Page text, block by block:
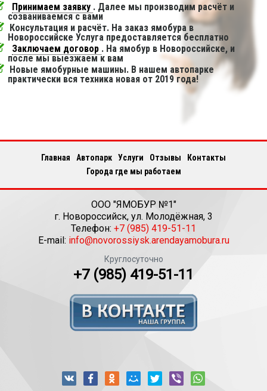
Принимаем заявку . Далее мы производим расчёт и
созваниваемся с вами
Консультация и расчёт. На заказ ямобура в
Новороссийске Услуга предоставляется бесплатно
Заключаем договор . На ямобур в Новороссийске, и
после мы выезжаем к вам
Новые ямобурные машины. В нашем автопарке
практически вся техника новая от 2019 года!
Главная Автопарк Услуги Отзывы
Контакты
Города где мы работаем
ООО "ЯМОБУР №1"
г. Новороссийск, ул. Молодёжная, 3
Телефон: +7 (985) 419-51-11
E-mail: info@novorossiysk.arendayamobura.ru
Круглосуточно
+7 (985) 419-51-11